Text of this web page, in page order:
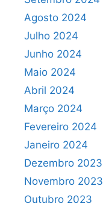
Agosto 2024
Julho 2024
Junho 2024
Maio 2024
Abril 2024
Março 2024
Fevereiro 2024
Janeiro 2024
Dezembro 2023
Novembro 2023
Outubro 2023